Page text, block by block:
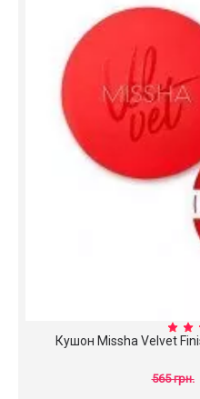
Кушон Missha Velvet
565 грн.